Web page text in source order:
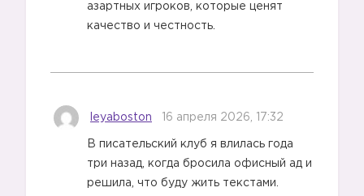
азартных игроков, которые ценят
качество и честность.
leyaboston 16 апреля 2026, 17:32
В писательский клуб я влилась года
три назад, когда бросила офисный ад и
решила, что буду жить текстами.